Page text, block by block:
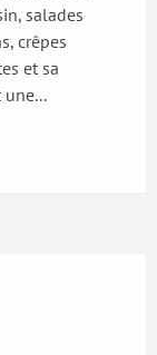
salades
crêpes
et sa
une...